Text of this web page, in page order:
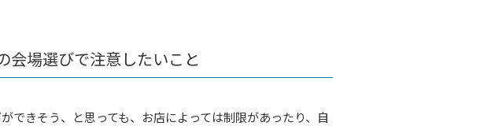
会場選びで注意したいこと
できそう、と思っても、お店によっては制限があったり、自